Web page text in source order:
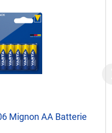
Mignon AA Batterie